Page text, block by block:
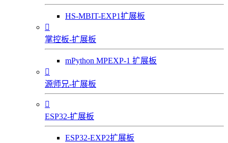
HS-MBIT-EXP1扩展板

掌控板-扩展板
mPython MPEXP-1 扩展板

源师兄-扩展板

ESP32-扩展板
ESP32-EXP2扩展板